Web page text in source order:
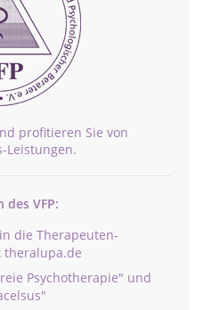
profitieren Sie von
Leistungen.
des VFP:
die Therapeuten-
theralupa.de
Psychotherapie" und